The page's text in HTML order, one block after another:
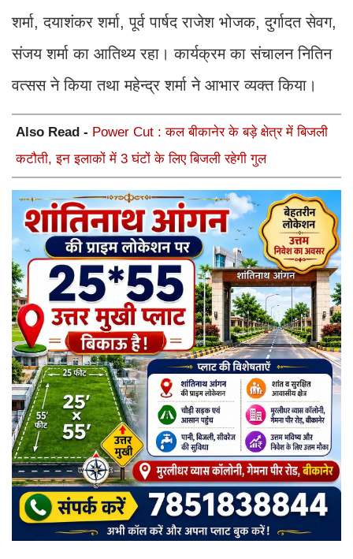
शर्मा, दयाशंकर शर्मा, पूर्व पार्षद राजेश भोजक, दुर्गादत सेवग,
संजय शर्मा का आतिथ्य रहा। कार्यक्रम का संचालन नितिन
वत्सस ने किया तथा महेन्द्र शर्मा ने आभार व्यक्त किया।
Also Read - Power Cut : कल बीकानेर के बड़े क्षेत्र में बिजली
कटौती, इन इलाकों में 3 घंटों के लिए बिजली रहेगी गुल